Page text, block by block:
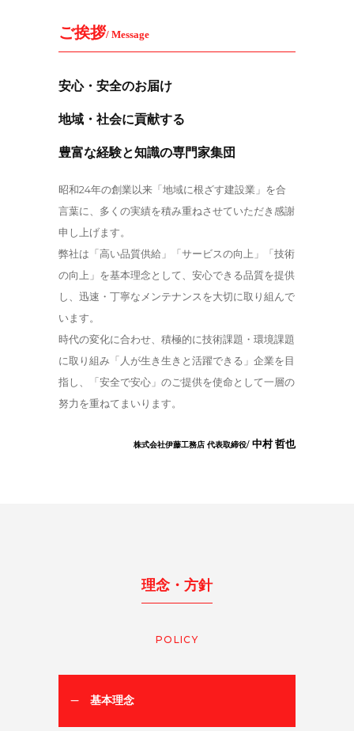
ご挨拶/ Message
安心・安全のお届け
地域・社会に貢献する
豊富な経験と知識の専門家集団
昭和24年の創業以来「地域に根ざす建設業」を合
言葉に、多くの実績を積み重ねさせていただき感謝
申し上げます。
弊社は「高い品質供給」「サービスの向上」「技術
の向上」を基本理念として、安心できる品質を提供
し、迅速・丁寧なメンテナンスを大切に取り組んで
います。
時代の変化に合わせ、積極的に技術課題・環境課題
に取り組み「人が生き生きと活躍できる」企業を目
指し、「安全で安心」のご提供を使命として一層の
努力を重ねてまいります。
株式会社伊藤工務店 代表取締役/ 中村 哲也
理念・方針
POLICY
基本理念